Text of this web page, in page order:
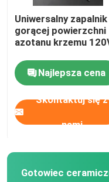
Uniwersalny
gorącej powierzchni
azotanu krzemu
Najlepsza cena
Skontaktuj się z
nami
Gotowiec